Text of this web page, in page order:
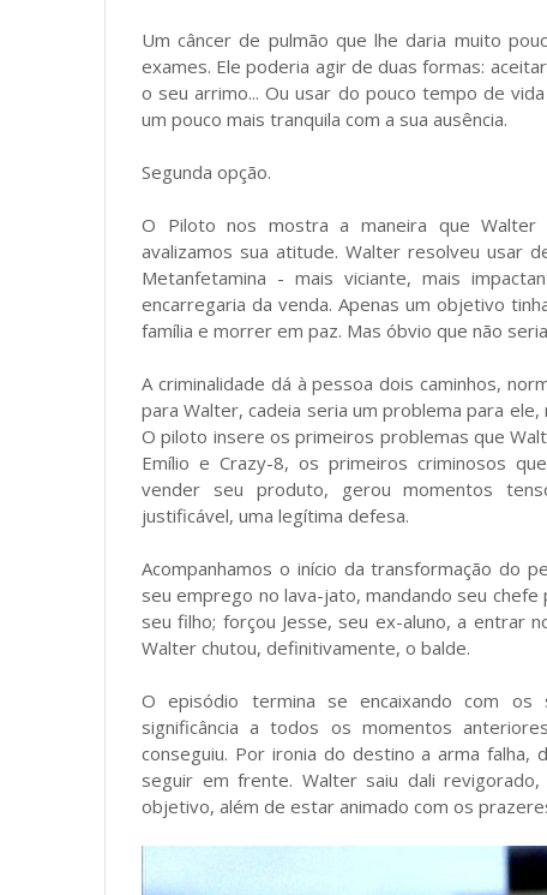
Um câncer de pulmão que lhe daria muito
exames. Ele poderia agir de duas formas:
o seu arrimo... Ou usar do pouco tempo de
um pouco mais tranquila com a sua ausência.
Segunda opção.
O Piloto nos mostra a maneira que Walter
avalizamos sua atitude. Walter resolveu usar
Metanfetamina - mais viciante, mais
encarregaria da venda. Apenas um objetivo
família e morrer em paz. Mas óbvio que não
A criminalidade dá à pessoa dois caminhos,
para Walter, cadeia seria um problema para
O piloto insere os primeiros problemas que
Emílio e Crazy-8, os primeiros criminosos
vender seu produto, gerou momentos
justificável, uma legítima defesa.
Acompanhamos o início da transformação do
seu emprego no lava-jato, mandando seu
seu filho; forçou Jesse, seu ex-aluno, a entrar
Walter chutou, definitivamente, o balde.
O episódio termina se encaixando com os
significância a todos os momentos
conseguiu. Por ironia do destino a arma falha,
seguir em frente. Walter saiu dali
objetivo, além de estar animado com os